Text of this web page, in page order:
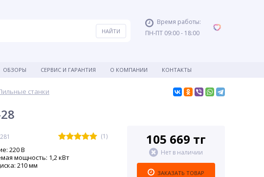
Время работы:
ПН-ПТ 09:00 - 18:00
ОБЗОРЫ СЕРВИС И ГАРАНТИЯ О КОМПАНИИ КОНТАКТЫ
станки
(1)
220 В
мощность: 1,2 кВт
210 мм
105 669 тг
Нет в наличии
ЗАКАЗАТЬ ТОВАР